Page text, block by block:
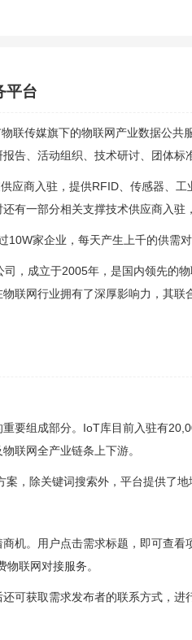
平台
联传媒旗下的物联网产业数据公
告、活动组织、技术研讨、团体标
应商入驻，提供RFID、传感器、
有一部分相关支撑技术供应商入
10W家企业，每天产生上千的供需
司，成立于2005年，是国内领先的
联网行业拥有了深厚影响力，其
要组成部分。IoT库目前入驻有
联网全产业链条上下游。
案，除关键词搜索外，平台提供了
机。用户点击需求标题，即可查
联网对接服务。
可获取需求发布者的联系方式，进